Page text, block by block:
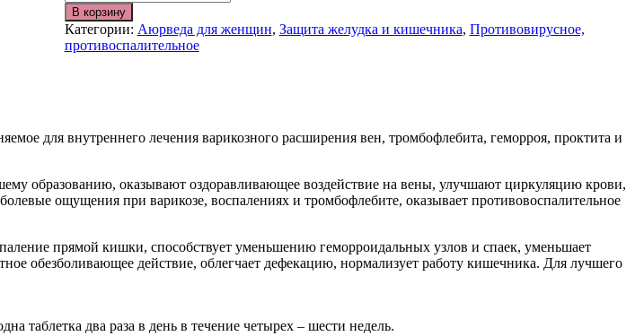
В корзину
Категории: Аюрведа для женщин, Защита желудка и кишечника, Противовирусное,
противоспалительное
для внутреннего лечения варикозного расширения вен, тромбофлебита, геморроя, проктита и
образованию, оказывают оздоравливающее воздействие на вены, улучшают циркуляцию крови,
ощущения при варикозе, воспалениях и тромбофлебите, оказывает противовоспалительное
прямой кишки, способствует уменьшению геморроидальных узлов и спаек, уменьшает
обезболивающее действие, облегчает дефекацию, нормализует работу кишечника. Для лучшего
таблетка два раза в день в течение четырех – шести недель.